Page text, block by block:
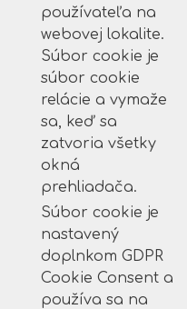
používateľa na
webovej lokalite.
Súbor cookie je
súbor cookie
relácie a vymaže
sa, keď sa
zatvoria všetky
okná
prehliadača.
Súbor cookie je
nastavený
doplnkom GDPR
Cookie Consent a
používa sa na